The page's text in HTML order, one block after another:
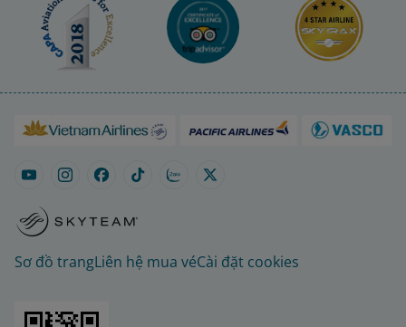
Sơ đồ trangLiên hệ mua véCài đặt cookies